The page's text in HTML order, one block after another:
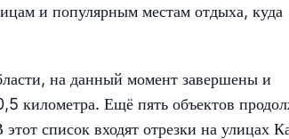
и популярным местам отдыха, куда
на данный момент завершены и
километра. Ещё пять объектов
список входят отрезки на улицах